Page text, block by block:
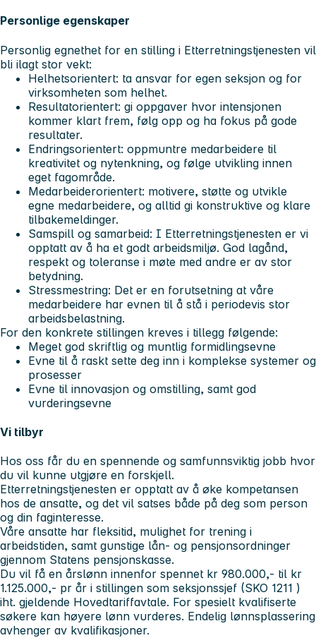
Personlige egenskaper
Personlig egnethet for en stilling i Etterretningstjenesten vil
bli ilagt stor vekt:
Helhetsorientert: ta ansvar for egen seksjon og for
virksomheten som helhet.
Resultatorientert: gi oppgaver hvor intensjonen
kommer klart frem, følg opp og ha fokus på gode
resultater.
Endringsorientert: oppmuntre medarbeidere til
kreativitet og nytenkning, og følge utvikling innen
eget fagområde.
Medarbeiderorientert: motivere, støtte og utvikle
egne medarbeidere, og alltid gi konstruktive og klare
tilbakemeldinger.
Samspill og samarbeid: I Etterretningstjenesten er vi
opptatt av å ha et godt arbeidsmiljø. God lagånd,
respekt og toleranse i møte med andre er av stor
betydning.
Stressmestring: Det er en forutsetning at våre
medarbeidere har evnen til å stå i periodevis stor
arbeidsbelastning.
For den konkrete stillingen kreves i tillegg følgende:
Meget god skriftlig og muntlig formidlingsevne
Evne til å raskt sette deg inn i komplekse systemer og
prosesser
Evne til innovasjon og omstilling, samt god
vurderingsevne
Vi tilbyr
Hos oss får du en spennende og samfunnsviktig jobb hvor
du vil kunne utgjøre en forskjell.
Etterretningstjenesten er opptatt av å øke kompetansen
hos de ansatte, og det vil satses både på deg som person
og din faginteresse.
Våre ansatte har fleksitid, mulighet for trening i
arbeidstiden, samt gunstige lån- og pensjonsordninger
gjennom Statens pensjonskasse.
Du vil få en årslønn innenfor spennet kr 980.000,- til kr
1.125.000,- pr år i stillingen som seksjonssjef (SKO 1211 )
iht. gjeldende Hovedtariffavtale. For spesielt kvalifiserte
søkere kan høyere lønn vurderes. Endelig lønnsplassering
avhenger av kvalifikasjoner.